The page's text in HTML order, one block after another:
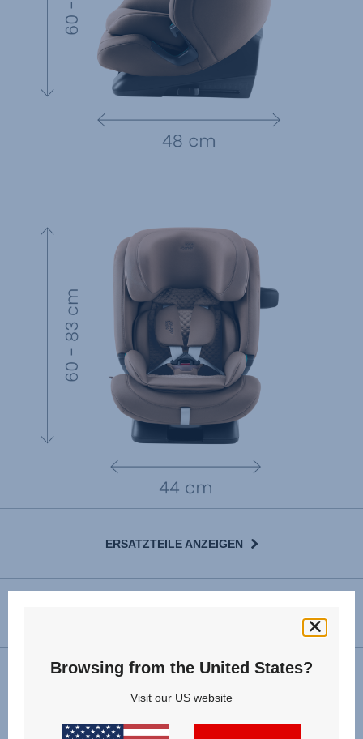
ERSATZTEILE ANZEIGEN
Installation
Browsing from the United States?
Visit our US website